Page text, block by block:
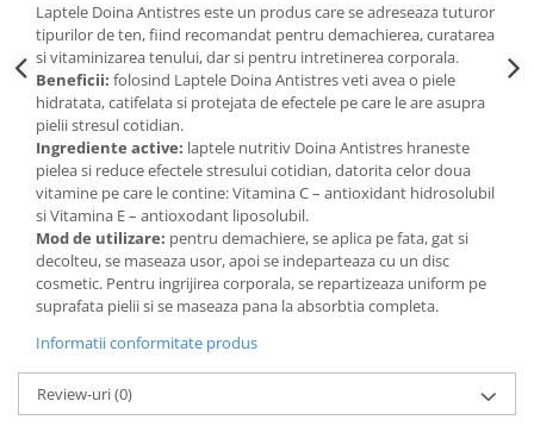
Sapun
Gel de Dus
Servetele Umede
Crema
Lotiune
Igiena Intima
Igiena Orala
Pasta de Dinti
Apa de Gura
Periute de Dinti
Scutece Pampers
Servetele Umede
Laptele Doina Antistres este un produs care se adreseaza tuturor
tipurilor de ten, fiind recomandat pentru demachierea, curatarea
si vitaminizarea tenului, dar si pentru intretinerea corporala.
Beneficii: folosind Laptele Doina Antistres veti avea o piele
hidratata, catifelata si protejata de efectele pe care le are asupra
pielii stresul cotidian.
Ingrediente active: laptele nutritiv Doina Antistres hraneste
pielea si reduce efectele stresului cotidian, datorita celor doua
vitamine pe care le contine: Vitamina C – antioxidant hidrosolubil
si Vitamina E – antioxodant liposolubil.
Mod de utilizare: pentru demachiere, se aplica pe fata, gat si
decolteu, se maseaza usor, apoi se indeparteaza cu un disc
cosmetic. Pentru ingrijirea corporala, se repartizeaza uniform pe
suprafata pielii si se maseaza pana la absorbtia completa.
Informatii conformitate produs
Review-uri(0)